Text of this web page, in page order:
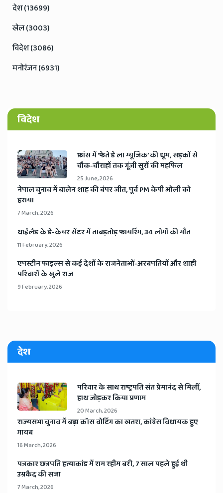
देश (13699)
खेल (3003)
विदेश (3086)
मनोरंजन (6931)
विदेश
​फ्रांस में ‘फेते डे ला म्यूजिक’ की धूम, सड़कों से
चौक-चौराहों तक गूंजी सुरों की महफिल
25 June, 2026
​नेपाल चुनाव में बालेन शाह की बंपर जीत, पूर्व PM केपी ओली को
हराया
7 March, 2026
​थाईलैड के डे-केयर सेंटर में ताबड़तोड़ फायरिंग, 34 लोगों की मौत
11 February, 2026
​एपस्टीन फाइल्स से कई देशों के राजनेताओं-अरबपतियों और शाही
परिवारों के खुले राज
9 February, 2026
देश
​परिवार के साथ राष्ट्रपति संत प्रेमानंद से मिलीं,
हाथ जोड़कर किया प्रणाम
20 March, 2026
​राज्यसभा चुनाव में बढ़ा क्रॉस वोटिंग का खतरा, कांग्रेस विधायक हुए
गायब
16 March, 2026
​पत्रकार छत्रपति हत्याकांड में राम रहीम बरी, 7 साल पहले हुई थी
उम्रकैद की सजा
7 March, 2026